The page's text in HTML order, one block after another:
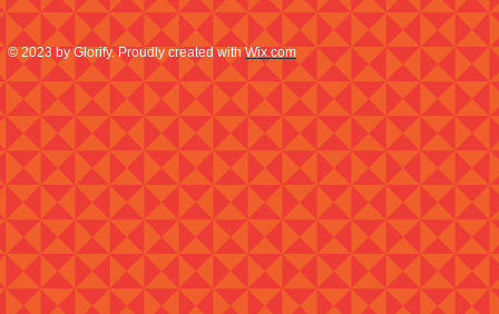
© 2023 by Glorify. Proudly created with Wix.com